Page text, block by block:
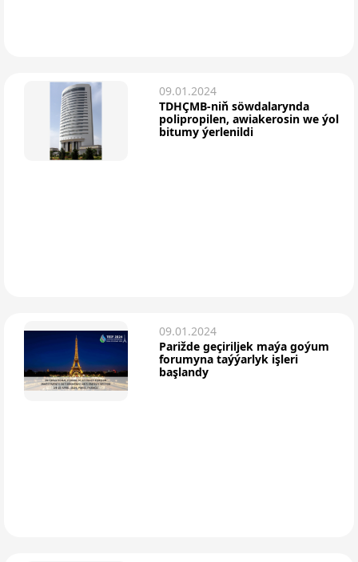
09.01.2024
TDHÇMB-niň söwdalarynda
polipropilen, awiakerosin we ýol
bitumy ýerlenildi
09.01.2024
Parižde geçiriljek maýa goýum
forumyna taýýarlyk işleri
başlandy